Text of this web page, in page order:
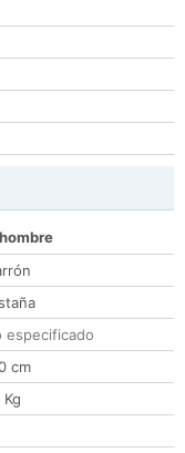
hombre
especificado
cm